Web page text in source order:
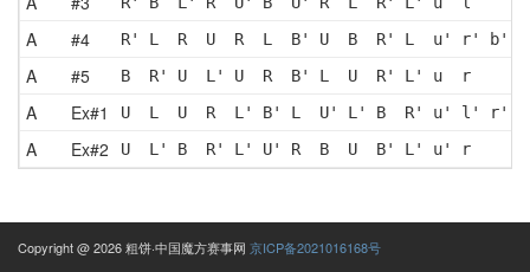
A #4 R' L  R  U  R  L  B' U  B  R' L  u' r' b'
A #5 B  R' U  L' U  R  B' L  U  R' L' u  r
A Ex#1 U  L  U  R  L' B' L  U' L' B  R' u' l' r'
A Ex#2 U  L' B  R' L' U' R  B  U  B' L' u' r
Copyright @ 2026 粗饼·中国魔方赛事网 京ICP备2021016168号